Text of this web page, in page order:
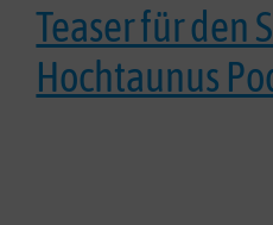
Teaser für den
Hochtaunus